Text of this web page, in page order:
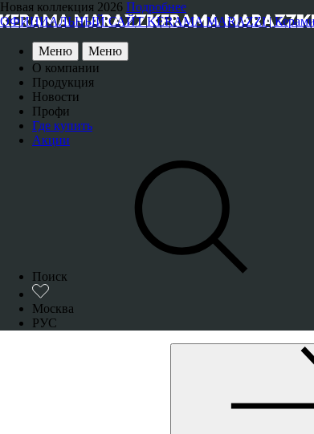
Новая коллекция 2026 Подробнее
ОФИЦИАЛЬНЫЙ САЙТ KERAMA MARAZZI |
Меню
Меню
О компании
Продукция
Новости
Профи
Где купить
Акции
Поиск
Москва
РУС